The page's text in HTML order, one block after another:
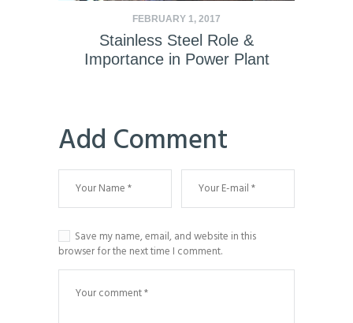
FEBRUARY 1, 2017
Stainless Steel Role &
Importance in Power Plant
Add Comment
Save my name, email, and website in this
browser for the next time I comment.